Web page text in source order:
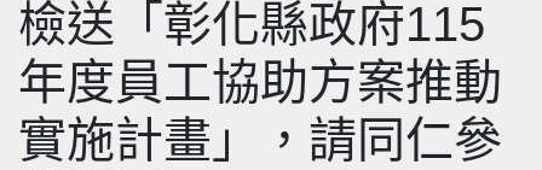
檢送「彰化縣政府115
年度員工協助方案推動
實施計畫」，請同仁參